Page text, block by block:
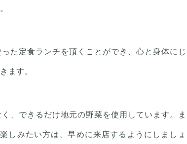
た定食ランチを頂くことができ、心と身体にじ
ます。
、できるだけ地元の野菜を使用しています。ま
しみたい方は、早めに来店するようにしましょ